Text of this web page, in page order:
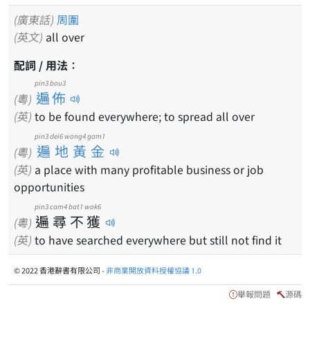
(廣東話) 周圍
(英文) all over
配詞 / 用法：
(粵) 遍佈
pin3 bou3
(英) to be found everywhere; to spread all over
(粵) 遍地黃金
pin3 dei6 wong4 gam1
(英) a place with many profitable business or job
opportunities
(粵) 遍
pin3
尋
cam4
不
bat1
獲
wok6
(英) to have searched everywhere but still not find it
© 2022 香港辭書有限公司 -非商業開放資料授權協議 1.0
舉報問題 源碼